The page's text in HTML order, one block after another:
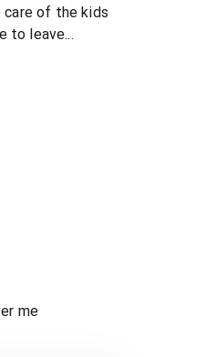
care of the kids
to leave...
me